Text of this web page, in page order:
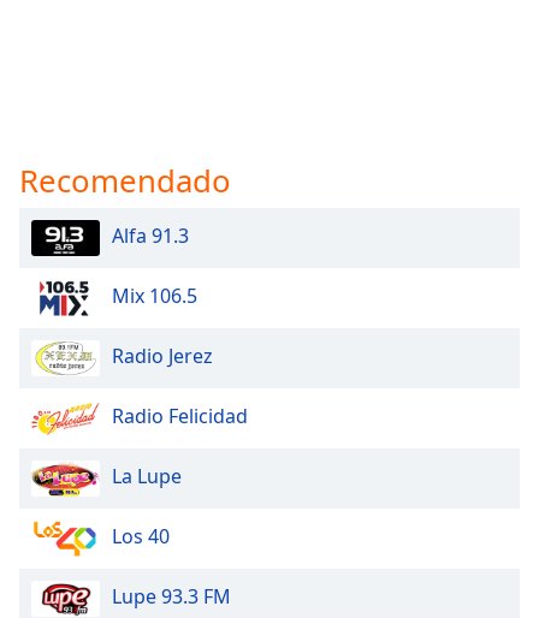
Recomendado
Alfa 91.3
Mix 106.5
Radio Jerez
Radio Felicidad
La Lupe
Los 40
Lupe 93.3 FM